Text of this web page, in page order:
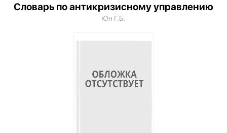
Словарь по антикризисному управлению
Юн Г.Б.